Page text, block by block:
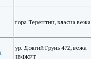
гора Терентин, власна вежа
ур. Довгий Грунь 472, вежа
ІВФКРТ